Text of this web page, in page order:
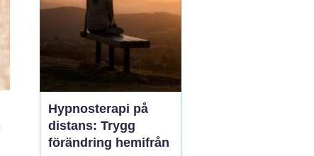
Hypnosterapi på
distans: Trygg
förändring hemifrån